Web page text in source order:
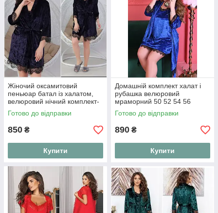
Жіночий оксамитовий
пеньюар батал із халатом,
велюровий нічний комплект-
двійка халат і нічна сорочка
"Velvet Night", розміри 50-56
Готово до відправки
850 ₴
Купити
Домашній комплект халат і
рубашка велюровий
мраморний 50 52 54 56
Готово до відправки
890 ₴
Купити